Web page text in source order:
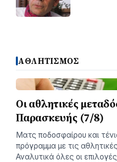
ΑΘΛΗΤΙΣΜΟΣ
Οι αθλητικές
Παρασκευής (7/8)
Ματς ποδοσφαίρου και
πρόγραμμα με τις
Αναλυτικά όλες οι